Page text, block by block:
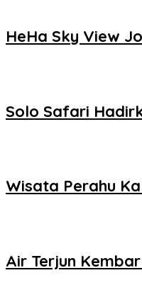
HeHa Sky View
Solo Safari
Wisata Perahu
Air Terjun